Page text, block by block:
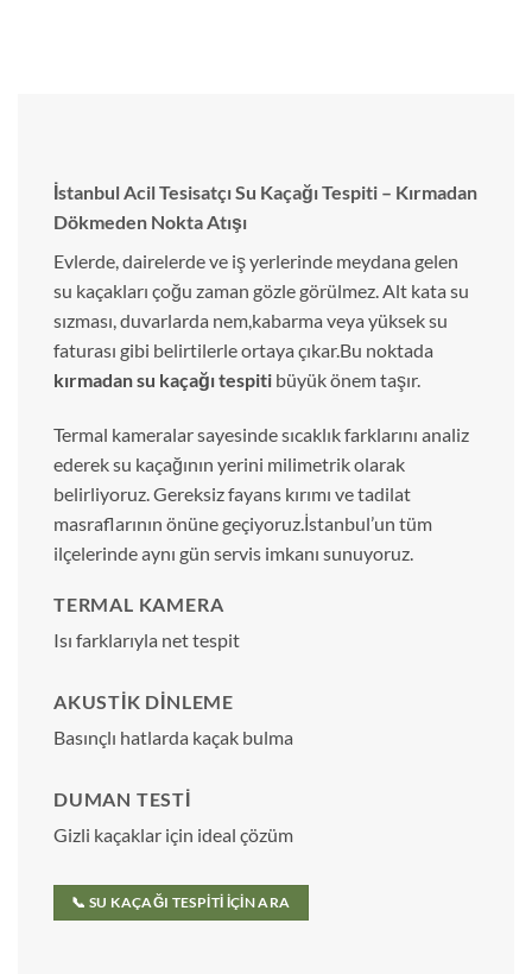
İstanbul Acil Tesisatçı Su Kaçağı Tespiti – Kırmadan
Dökmeden Nokta Atışı
Evlerde, dairelerde ve iş yerlerinde meydana gelen
su kaçakları çoğu zaman gözle görülmez. Alt kata su
sızması, duvarlarda nem,kabarma veya yüksek su
faturası gibi belirtilerle ortaya çıkar.Bu noktada
kırmadan su kaçağı tespiti büyük önem taşır.
Termal kameralar sayesinde sıcaklık farklarını analiz
ederek su kaçağının yerini milimetrik olarak
belirliyoruz. Gereksiz fayans kırımı ve tadilat
masraflarının önüne geçiyoruz.İstanbul’un tüm
ilçelerinde aynı gün servis imkanı sunuyoruz.
TERMAL KAMERA
Isı farklarıyla net tespit
AKUSTIK DINLEME
Basınçlı hatlarda kaçak bulma
DUMAN TESTI
Gizli kaçaklar için ideal çözüm
📞 SU KAÇAĞI TESPITI İÇIN ARA